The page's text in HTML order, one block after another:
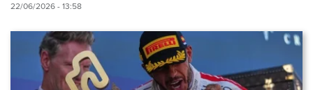
22/06/2026 - 13:58